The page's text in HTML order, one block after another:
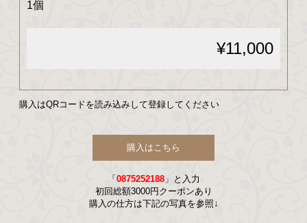
1個
¥11,000
購入はこちら
「 0875252188」と入力
初回総額3000円クーポンあり
購入の仕方は下記の写真を参照↓